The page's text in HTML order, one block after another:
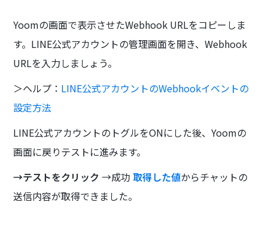
Yoomの画面で表示させたWebhook URLをコピーしま
す。LINE公式アカウントの管理画面を開き、Webhook
URLを入力しましょう。
＞ヘルプ： LINE公式アカウントのWebhookイベントの
設定方法
LINE公式アカウントのトグルをONにした後、Yoomの
画面に戻りテストに進みます。
→テストをクリック→成功取得した値からチャットの
送信内容が取得できました。